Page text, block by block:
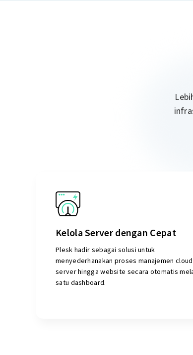
Kelola Server dengan Cepat
Plesk hadir sebagai solusi untuk
menyederhanakan proses manajemen cloud
server hingga website secara otomatis
satu dashboard.